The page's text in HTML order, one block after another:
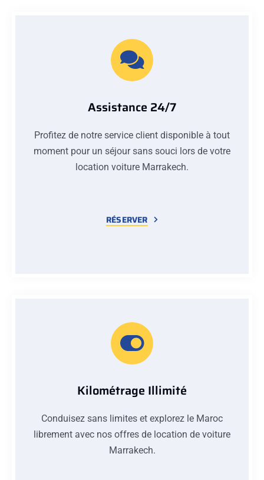
Assistance 24/7
Profitez de notre service client disponible à tout
moment pour un séjour sans souci lors de votre
location voiture Marrakech.
RÉSERVER
Kilométrage Illimité
Conduisez sans limites et explorez le Maroc
librement avec nos offres de location de voiture
Marrakech.